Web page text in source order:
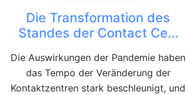
Die Transformation des
Standes der Contact Ce...
Die Auswirkungen der Pandemie haben
das Tempo der Veränderung der
Kontaktzentren stark beschleunigt, und